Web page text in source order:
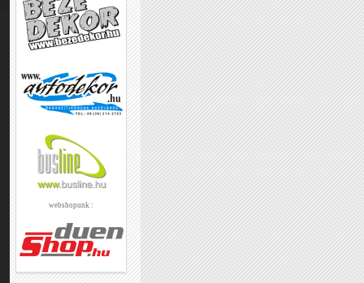
webshopunk :